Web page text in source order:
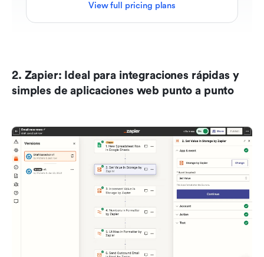
View full pricing plans
2. Zapier: Ideal para integraciones rápidas y
simples de aplicaciones web punto a punto